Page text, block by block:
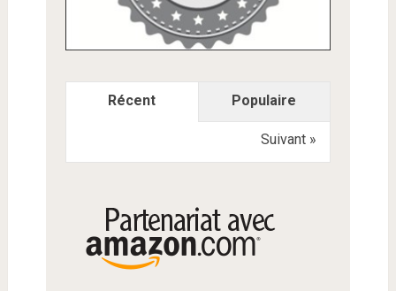
Récent Populaire
Suivant »